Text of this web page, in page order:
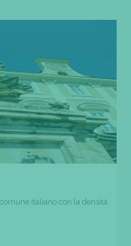
italiano con la densità